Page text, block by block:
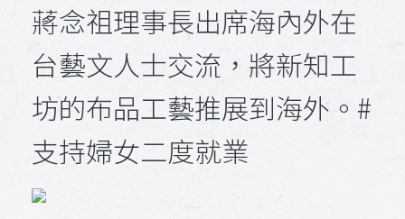
蔣念祖理事長出席海內外在
台藝文人士交流，將新知工
坊的布品工藝推展到海外。#
支持婦女二度就業